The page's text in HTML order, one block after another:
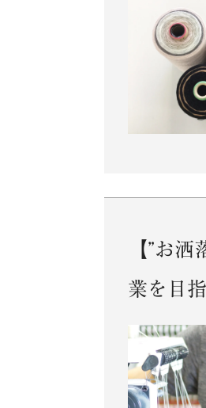
【”お
業を目